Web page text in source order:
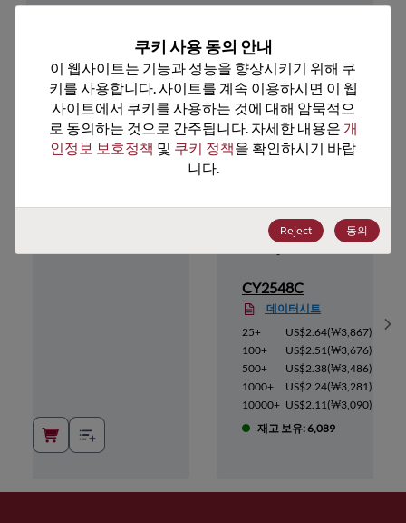
추천 대체 제품
CY2548C
데이터시트
25+
US$2.64(₩3,867)
100+
US$2.51(₩3,676)
500+
US$2.38(₩3,486)
1000+
US$2.24(₩3,281)
10000+ US$2.11(₩3,090)
재고 보유: 6,089
쿠키 사용 동의 안내
이 웹사이트는 기능과 성능을 향상시키기 위해 쿠
키를 사용합니다. 사이트를 계속 이용하시면 이 웹
사이트에서 쿠키를 사용하는 것에 대해 암묵적으
로 동의하는 것으로 간주됩니다. 자세한 내용은 개
인정보 보호정책 및 쿠키 정책을 확인하시기 바랍
니다.
Reject 동의